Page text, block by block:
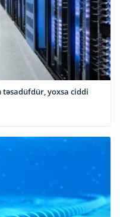
təsadüfdür, yoxsa ciddi